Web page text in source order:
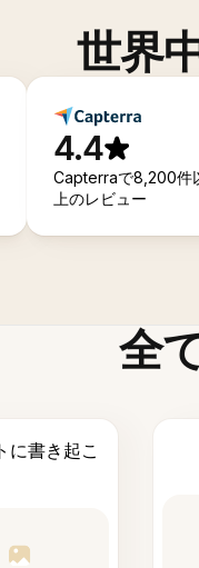
世界
4.4
Capterraで8,200件
上のレビュー
全
に書き起こ